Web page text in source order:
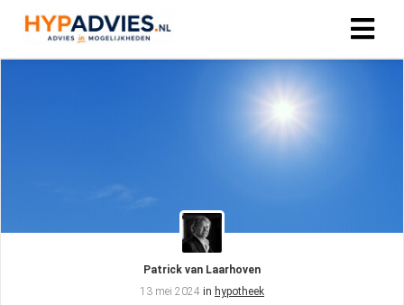
Patrick van Laarhoven
13 mei 2024 in hypotheek